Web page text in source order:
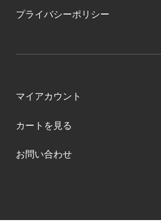
プライバシーポリシー
マイアカウント
カートを見る
お問い合わせ